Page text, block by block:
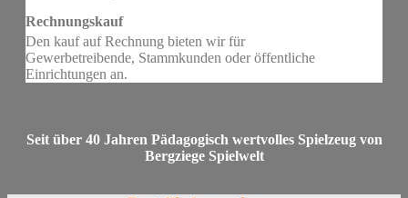
Rechnungskauf
Den kauf auf Rechnung bieten wir für
Gewerbetreibende, Stammkunden oder öffentliche
Einrichtungen an.
Seit über 40 Jahren Pädagogisch wertvolles Spielzeug von
Bergziege Spielwelt